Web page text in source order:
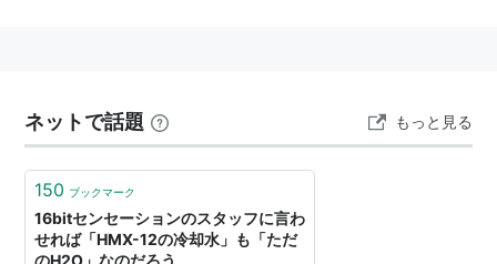
関連項目
HM-12
ネットで話題 もっと見る
150 ブックマーク
16bitセンセーションのスタッフに言わ
せれば「HMX-12の冷却水」も「ただ
のH2O」なのだろう